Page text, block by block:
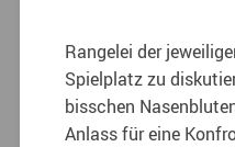
Rangelei der
Spielplatz zu
bisschen
Anlass für eine